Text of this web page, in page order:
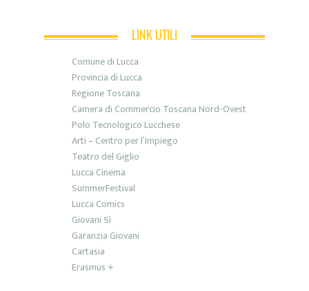
LINK UTILI
Comune di Lucca
Provincia di Lucca
Regione Toscana
Camera di Commercio Toscana Nord-Ovest
Polo Tecnologico Lucchese
Arti – Centro per l’Impiego
Teatro del Giglio
Lucca Cinema
SummerFestival
Lucca Comics
Giovani Sì
Garanzia Giovani
Cartasia
Erasmus +